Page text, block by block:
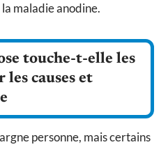
maladie anodine.
touche-t-elle les
les causes et
personne, mais certains